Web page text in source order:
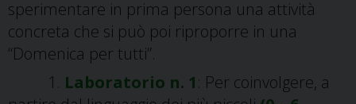
sperimentare in prima persona una attività
concreta che si può poi riproporre in una
“Domenica per tutti”.
1. Laboratorio n. 1: Per coinvolgere, a